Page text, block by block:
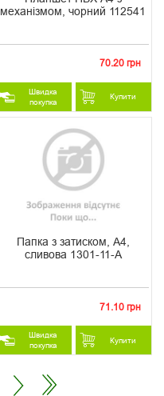
механізмом, чорний 112541
70.20 грн
Швидка
покупка
Купити
Папка з затиском, А4,
сливова 1301-11-A
71.10 грн
Швидка
покупка
Купити